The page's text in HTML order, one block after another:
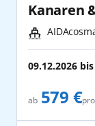
Kanaren
Schiff:
09.12.2026 bis
ab 579 €